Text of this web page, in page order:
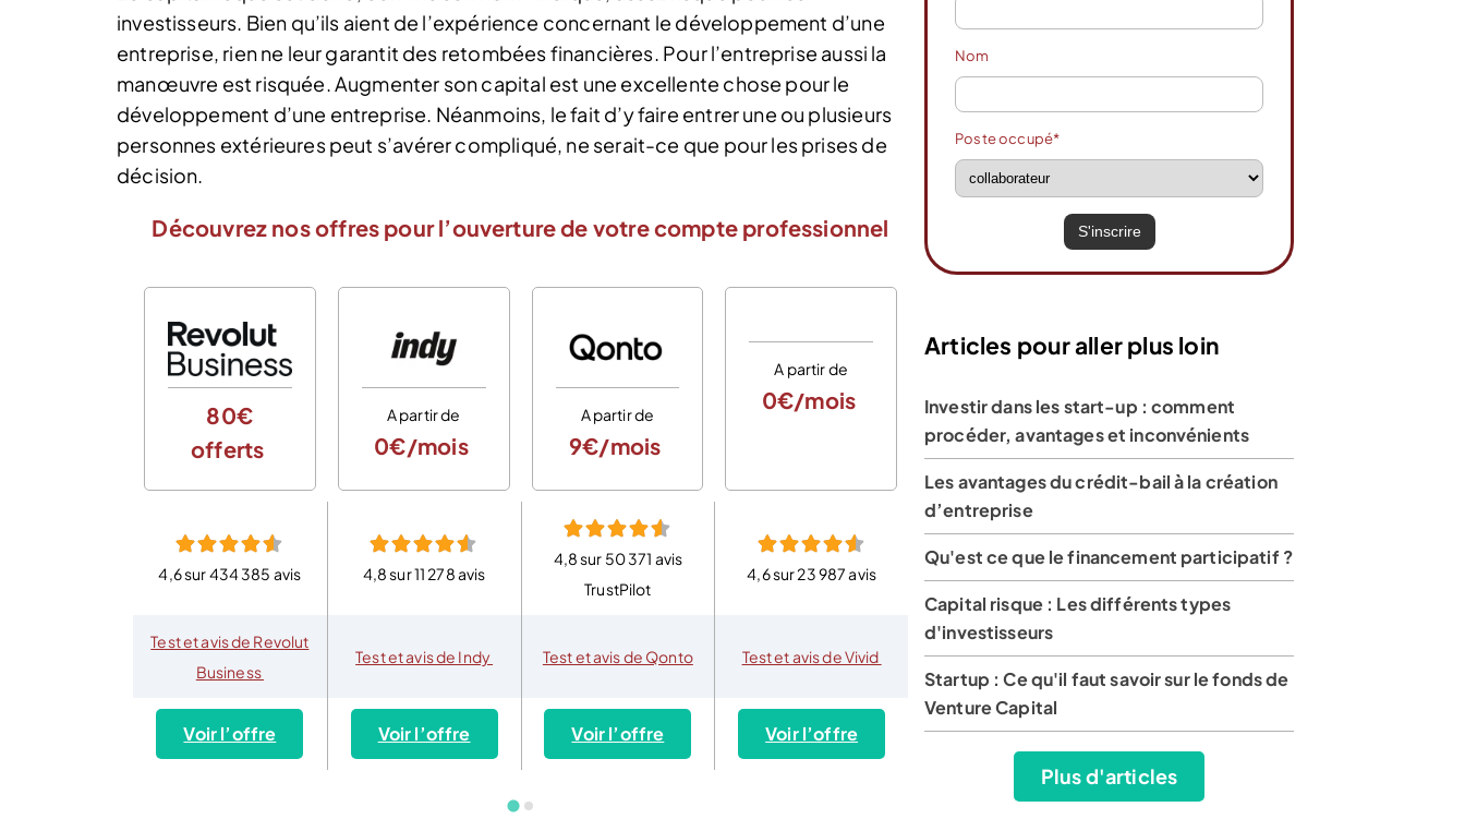
investisseurs. Bien qu’ils aient de l’expérience concernant le développement d’une
entreprise, rien ne leur garantit des retombées financières. Pour l’entreprise aussi la
manœuvre est risquée. Augmenter son capital est une excellente chose pour le
développement d’une entreprise. Néanmoins, le fait d’y faire entrer une ou plusieurs
personnes extérieures peut s’avérer compliqué, ne serait-ce que pour les prises de
décision.
Découvrez nos offres pour l’ouverture de votre compte professionnel
80€
offerts
4,6 sur 434 385 avis
Test et avis de Revolut
Business
Voir l’offre
A partir de
0€/mois
4,8 sur 11 278 avis
Test et avis de Indy
Voir l’offre
A partir de
9€/mois
4,8 sur 50 371 avis
TrustPilot
Test et avis de Qonto
Voir l’offre
A partir de
0€/mois
4,6 sur 23 987 avis
Test et avis de Vivid
Voir l’offre
A partir de
0€/mois
4,6 sur 3385 avis
Test et avis de Shine
Voir l’offre
A partir de
0€/mois
4,8 sur 10 182 avis
Test et avis de Finom
Voir l’offre
Nom
Poste occupé*
Articles pour aller plus loin
Investir dans les start-up : comment
procéder, avantages et inconvénients
Les avantages du crédit-bail à la création
d’entreprise
Qu'est ce que le financement participatif ?
Capital risque : Les différents types
d'investisseurs
Startup : Ce qu'il faut savoir sur le fonds de
Venture Capital
Plus d'articles